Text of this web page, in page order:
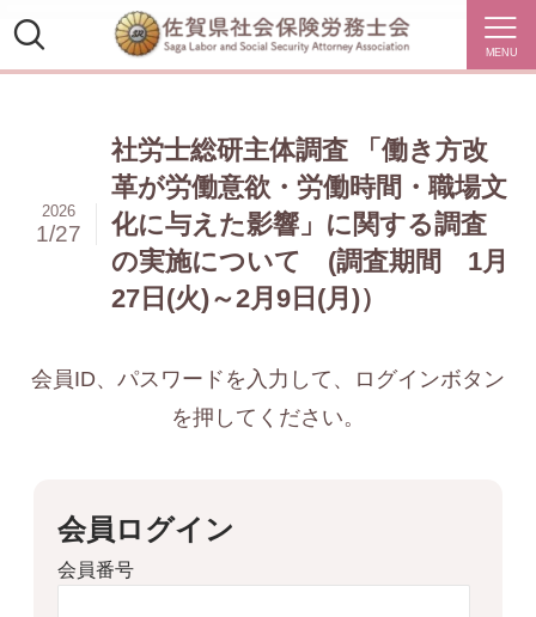
MENU
社労士総研主体調査 「働き方改
革が労働意欲・労働時間・職場文
化に与えた影響」に関する調査
の実施について (調査期間 1月
27日(火)～2月9日(月)）
2026
1/27
会員ID、パスワードを入力して、ログインボタン
を押してください。
会員ログイン
会員番号